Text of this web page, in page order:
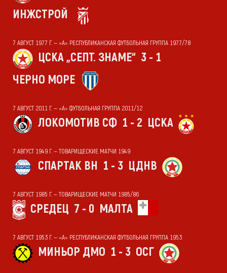
ИНЖСТРОЙ
7 АВГУСТ 1977 Г. — «А» РЕСПУБЛИКАНСКАЯ ФУТБОЛЬНАЯ ГРУППА 1977/78
ЦСКА „СЕПТ. ЗНАМЕ“ 3 - 1
ЧЕРНО МОРЕ
7 АВГУСТ 2011 Г. — «А» ФУТБОЛЬНАЯ ГРУППА 2011/12
ЛОКОМОТИВ СФ 1 - 2 ЦСКА
7 АВГУСТ 1949 Г. — ТОВАРИЩЕСКИЕ МАТЧИ 1949
СПАРТАК ВН 1 - 3 ЦДНВ
7 АВГУСТ 1985 Г. — ТОВАРИЩЕСКИЕ МАТЧИ 1985/86
СРЕДЕЦ 7 - 0 МАЛТА
7 АВГУСТ 1953 Г. — «А» РЕСПУБЛИКАНСКАЯ ФУТБОЛЬНАЯ ГРУППА 1953
МИНЬОР ДМО 1 - 3 ОСГ